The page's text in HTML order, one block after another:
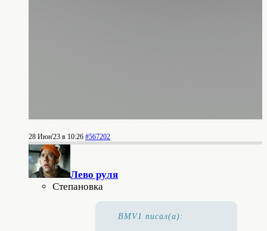
28 Июн'23 в 10:26 #567202
Лево руля
Степановка
BMV1 писал(а):